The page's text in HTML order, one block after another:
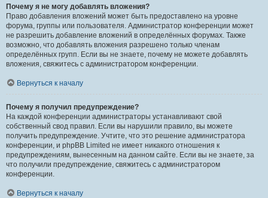
Почему я не могу добавлять вложения?
Право добавления вложений может быть предоставлено на уровне
форума, группы или пользователя. Администратор конференции может
не разрешить добавление вложений в определённых форумах. Также
возможно, что добавлять вложения разрешено только членам
определённых групп. Если вы не знаете, почему не можете добавлять
вложения, свяжитесь с администратором конференции.
Вернуться к началу
Почему я получил предупреждение?
На каждой конференции администраторы устанавливают свой
собственный свод правил. Если вы нарушили правило, вы можете
получить предупреждение. Учтите, что это решение администратора
конференции, и phpBB Limited не имеет никакого отношения к
предупреждениям, вынесенным на данном сайте. Если вы не знаете, за
что получили предупреждение, свяжитесь с администратором
конференции.
Вернуться к началу